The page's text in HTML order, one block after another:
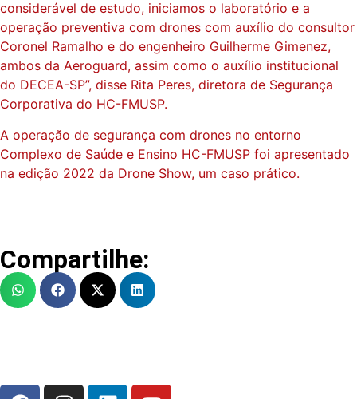
considerável de estudo, iniciamos o laboratório e a
operação preventiva com drones com auxílio do consultor
Coronel Ramalho e do engenheiro Guilherme Gimenez,
ambos da Aeroguard, assim como o auxílio institucional
do DECEA-SP”, disse Rita Peres, diretora de Segurança
Corporativa do HC-FMUSP.
A operação de segurança com drones no entorno
Complexo de Saúde e Ensino HC-FMUSP foi apresentado
na edição 2022 da Drone Show, um caso prático.
Compartilhe: